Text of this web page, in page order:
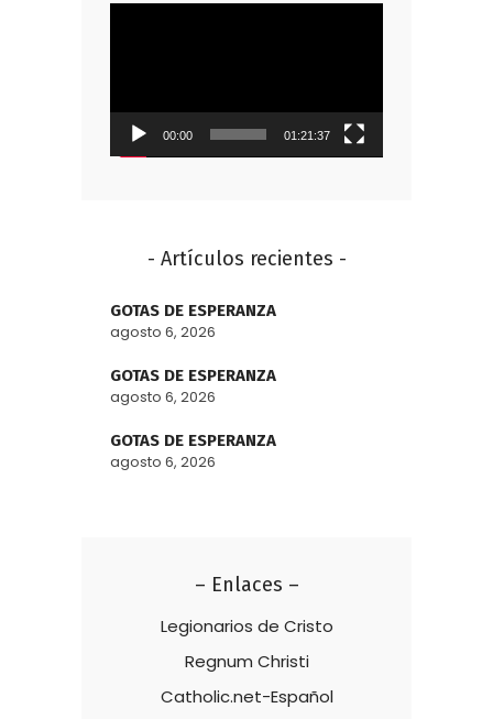
00:00 01:21:37
- Artículos recientes -
GOTAS DE ESPERANZA
agosto 6, 2026
GOTAS DE ESPERANZA
agosto 6, 2026
GOTAS DE ESPERANZA
agosto 6, 2026
– Enlaces –
Legionarios de Cristo
Regnum Christi
Catholic.net-Español